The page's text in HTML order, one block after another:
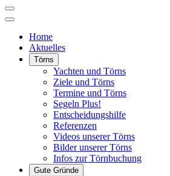
Home
Aktuelles
Törns
Yachten und Törns
Ziele und Törns
Termine und Törns
Segeln Plus!
Entscheidungshilfe
Referenzen
Videos unserer Törns
Bilder unserer Törns
Infos zur Törnbuchung
Gute Gründe